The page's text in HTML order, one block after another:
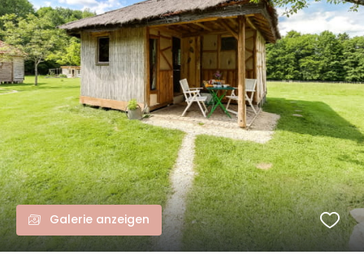
Galerie anzeigen